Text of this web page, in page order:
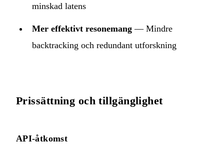
minskad latens
Mer effektivt resonemang — Mindre
backtracking och redundant utforskning
Prissättning och tillgänglighet
API-åtkomst